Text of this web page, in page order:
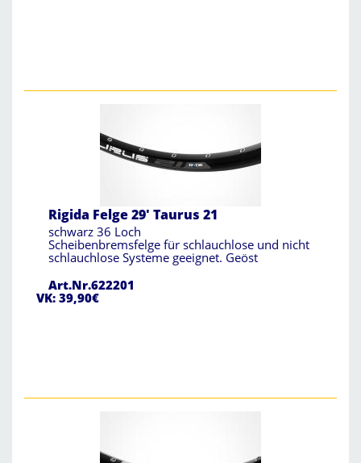
Rigida Felge 29' Taurus 21
schwarz 36 Loch
Scheibenbremsfelge für schlauchlose und nicht
schlauchlose Systeme geeignet. Geöst
Art.Nr.622201
VK: 39,90€